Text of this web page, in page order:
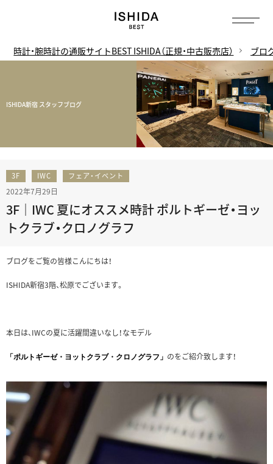
時計・腕時計の通販サイトBEST ISHIDA（正規・中古販売店） ブロ
ISHIDA新宿 スタッフブログ
3F IWC フェア・イベント
2022年7月29日
3F｜IWC 夏にオススメ時計 ポルトギーゼ・ヨッ
トクラブ・クロノグラフ
ブログをご覧の皆様こんにちは！
ISHIDA新宿3階、松原でございます。
本日は、IWCの夏に活躍間違いなし！なモデル
「ポルトギーゼ・ヨットクラブ・クロノグラフ」 のをご紹介致します！